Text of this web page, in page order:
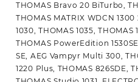
THOMAS Bravo 20 BiTurbo,
THOMAS MATRIX WDCN
1030, THOMAS 1035,
THOMAS PowerEdition
SE, AEG Vampyr Multi 300,
1220 Plus, THOMAS 826SDE,